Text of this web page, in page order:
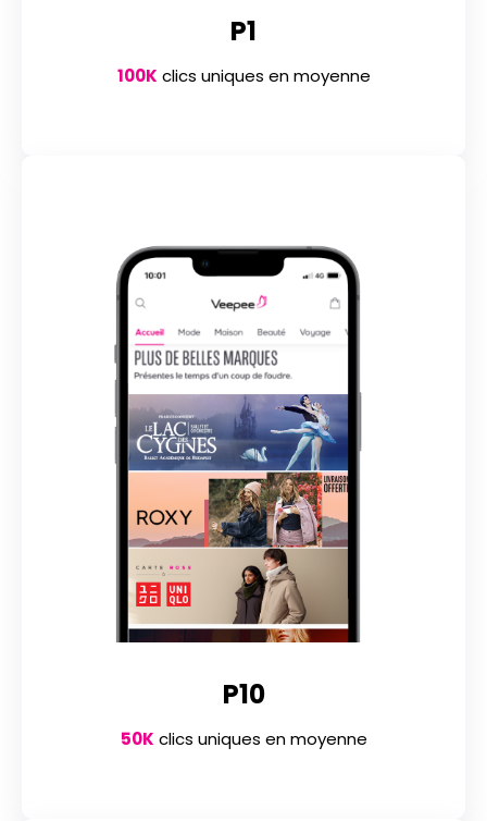
P1
100K clics uniques en moyenne
P10
50K clics uniques en moyenne